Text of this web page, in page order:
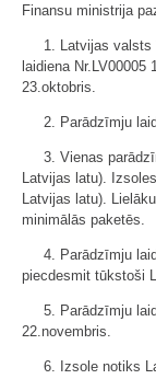
Finansu ministrija
1. Latvijas valsts
laidiena
23.oktobris.
2. Parādzīmju
3. Vienas
Latvijas latu).
Latvijas latu).
minimālās paketēs.
4. Parādzīmju
piecdesmit tūkstoši
5. Parādzīmju
22.novembris.
6. Izsole notiks